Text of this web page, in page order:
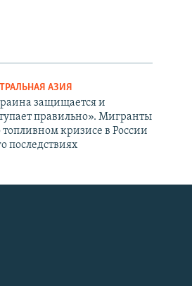
АЗИЯ
защищается и
правильно». Мигранты
кризисе в России
последствиях